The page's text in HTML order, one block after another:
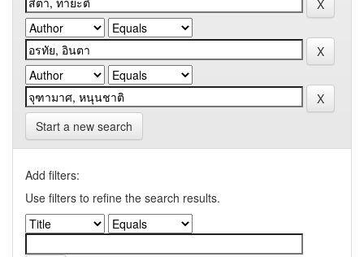
Start a new search
Add filters:
Use filters to refine the search results.